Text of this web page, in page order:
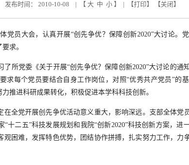
发布时间： 2010-10-08 | 【 大 中 小】 | 【打印】 【关闭 】
党员大会，认真开展“创先争优？保障创新2020”大讨论。
求。
所党委《关于开展“创先争优？保障创新2020”大讨论的通
求每个党员要结合自身工作岗位，对照“优秀共产党员”的
推进科研成果转化，积极促进本学科科技创新。
全党开展创先争优活动意义重大，影响深远。支部全体党
十二五”科技发展规划和我院“创新2020”科技创新方案，进
困难，发挥特色优势，团结协作拼搏，扎实努力工作，力